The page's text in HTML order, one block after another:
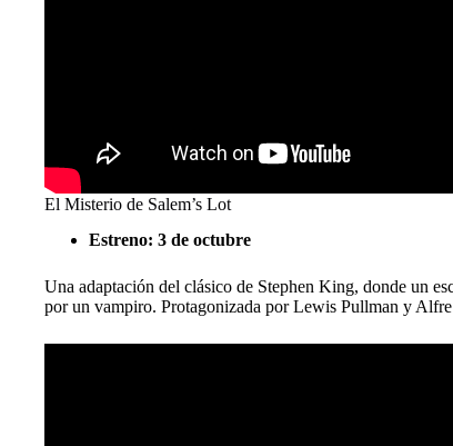
El Misterio de Salem’s Lot
Estreno: 3 de octubre
Una adaptación del clásico de Stephen King, donde un
por un vampiro. Protagonizada por Lewis Pullman y